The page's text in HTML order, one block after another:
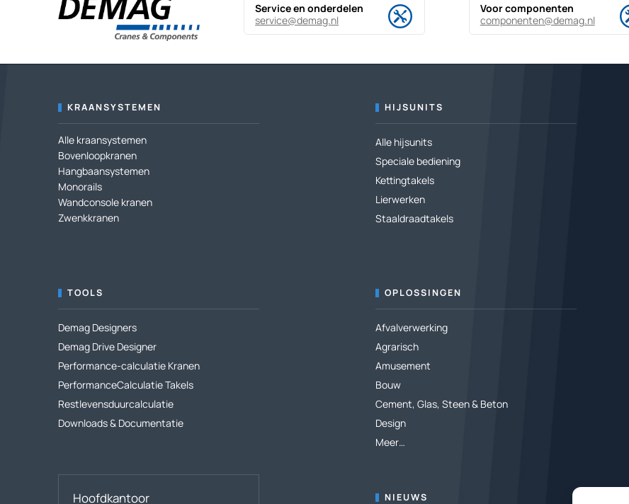
Service en onderdelen
service@demag.nl
Voor componenten
componenten@demag.nl
KRAANSYSTEMEN
Alle kraansystemen
Bovenloopkranen
Hangbaansystemen
Monorails
Wandconsole kranen
Zwenkkranen
HIJSUNITS
Alle hijsunits
Speciale bediening
Kettingtakels
Lierwerken
Staaldraadtakels
TOOLS
Demag Designers
Demag Drive Designer
Performance-calculatie Kranen
PerformanceCalculatie Takels
Restlevensduurcalculatie
Downloads & Documentatie
Hoofdkantoor
OPLOSSINGEN
Afvalverwerking
Agrarisch
Amusement
Bouw
Cement, Glas, Steen & Beton
Design
Meer…
NIEUWS